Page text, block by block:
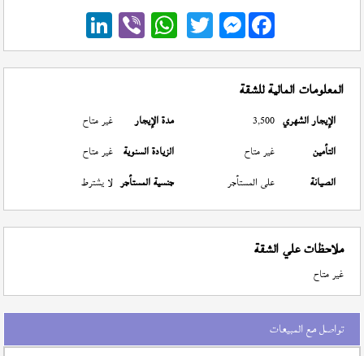
Messenger
المعلومات المالية للشقة
الإيجار الشهري 3,500 مدة الإيجار
غير متاح
التأمين
غير متاح الزيادة السنوية غير متاح
الصيانة
على المستأجر جنسية المستأجر لا يشترط
ملاحظات علي الشقة
غير متاح
تواصل مع المبيعات